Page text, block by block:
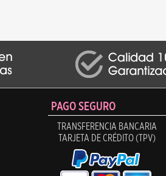
PAGO SEGURO
TRANSFERENCIA BANCARIA
TARJETA DE CRÉDITO (TPV)